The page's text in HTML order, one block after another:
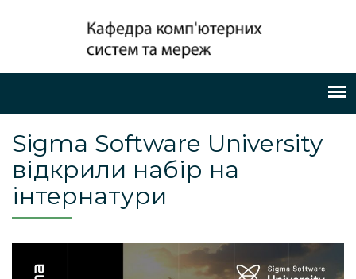
Sigma Software University
відкрили набір на
інтернатури